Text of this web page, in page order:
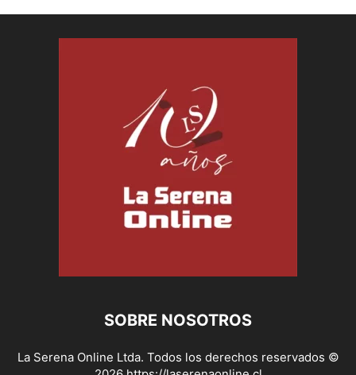
SOBRE NOSOTROS
La Serena Online Ltda. Todos los derechos reservados ©